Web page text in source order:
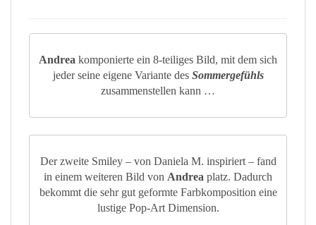
Andrea komponierte ein 8-teiliges Bild, mit dem sich
jeder seine eigene Variante des Sommergefühls
zusammenstellen kann …
Der zweite Smiley – von Daniela M. inspiriert – fand
in einem weiteren Bild von Andrea platz. Dadurch
bekommt die sehr gut geformte Farbkomposition eine
lustige Pop-Art Dimension.